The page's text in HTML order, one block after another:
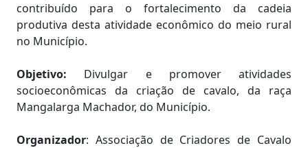
contribuído para o fortalecimento da cadeia
produtiva desta atividade econômico do meio rural
no Município.
Objetivo: Divulgar e promover atividades
socioeconômicas da criação de cavalo, da raça
Mangalarga Machador, do Município.
Organizador: Associação de Criadores de Cavalo